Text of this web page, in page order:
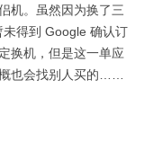
机。虽然因为换了三
得到 Google 确认订
换机，但是这一单应
也会找别人买的……